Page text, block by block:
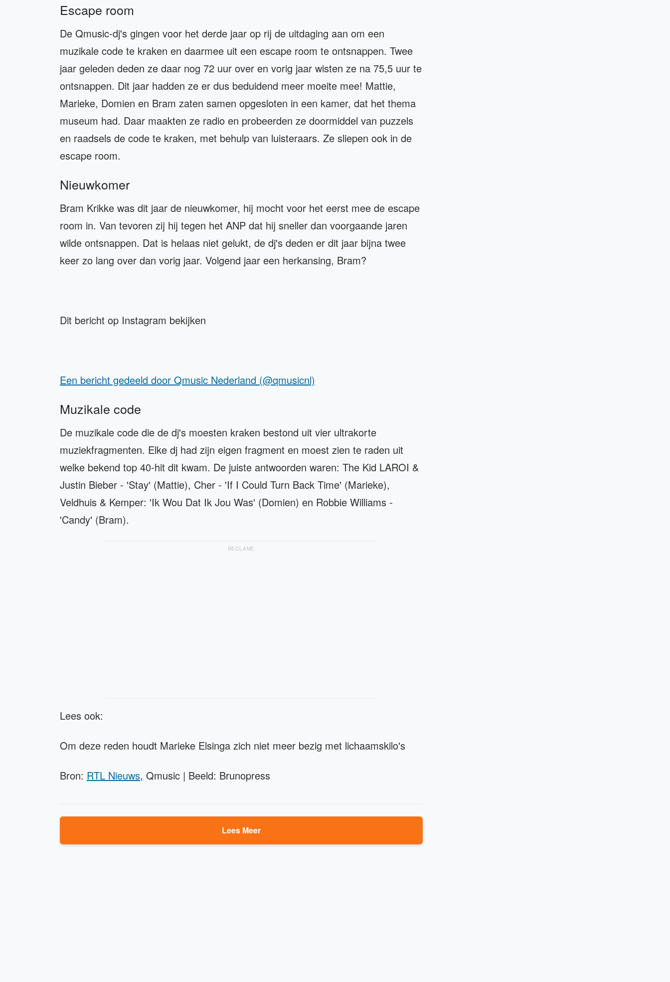
Escape room
De Qmusic-dj's gingen voor het derde jaar op rij de uitdaging aan om een
muzikale code te kraken en daarmee uit een escape room te ontsnappen. Twee
jaar geleden deden ze daar nog 72 uur over en vorig jaar wisten ze na 75,5 uur te
ontsnappen. Dit jaar hadden ze er dus beduidend meer moeite mee! Mattie,
Marieke, Domien en Bram zaten samen opgesloten in een kamer, dat het thema
museum had. Daar maakten ze radio en probeerden ze doormiddel van puzzels
en raadsels de code te kraken, met behulp van luisteraars. Ze sliepen ook in de
escape room.
Nieuwkomer
Bram Krikke was dit jaar de nieuwkomer, hij mocht voor het eerst mee de escape
room in. Van tevoren zij hij tegen het ANP dat hij sneller dan voorgaande jaren
wilde ontsnappen. Dat is helaas niet gelukt, de dj's deden er dit jaar bijna twee
keer zo lang over dan vorig jaar. Volgend jaar een herkansing, Bram?
Dit bericht op Instagram bekijken
Een bericht gedeeld door Qmusic Nederland (@qmusicnl)
Muzikale code
De muzikale code die de dj's moesten kraken bestond uit vier ultrakorte
muziekfragmenten. Elke dj had zijn eigen fragment en moest zien te raden uit
welke bekend top 40-hit dit kwam. De juiste antwoorden waren: The Kid LAROI &
Justin Bieber - 'Stay' (Mattie), Cher - 'If I Could Turn Back Time' (Marieke),
Veldhuis & Kemper: 'Ik Wou Dat Ik Jou Was' (Domien) en Robbie Williams -
'Candy' (Bram).
RECLAME
Lees ook:
Om deze reden houdt Marieke Elsinga zich niet meer bezig met lichaamskilo's
Bron: RTL Nieuws, Qmusic | Beeld: Brunopress
Lees Meer